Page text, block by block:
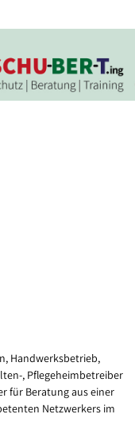
Handwerksbetrieb,
, Pflegeheimbetreiber
für Beratung aus einer
Netzwerkers im